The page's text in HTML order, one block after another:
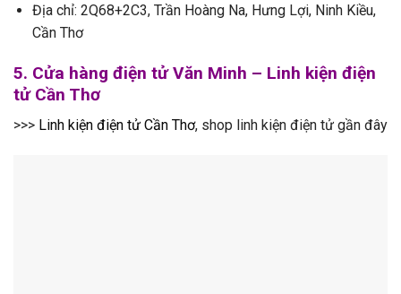
Địa chỉ: 2Q68+2C3, Trần Hoàng Na, Hưng Lợi, Ninh Kiều,
Cần Thơ
5. Cửa hàng điện tử Văn Minh – Linh kiện điện
tử Cần Thơ
>>> Linh kiện điện tử Cần Thơ, shop linh kiện điện tử gần đây